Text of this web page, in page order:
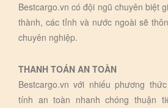
Bestcargo.vn có đội ngũ chuyên biệt
thành, các tỉnh và nước ngoài sẽ
chuyên nghiệp.
THANH TOÁN AN TOÀN
Bestcargo.vn với nhiếu phương
tính an toàn nhanh chóng thuận